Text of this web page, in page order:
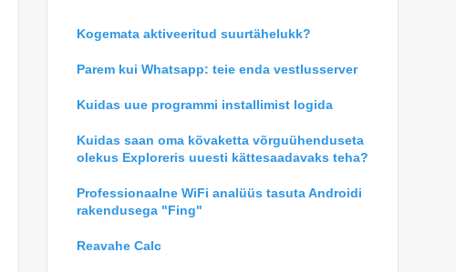
Kogemata aktiveeritud suurtähelukk?
Parem kui Whatsapp: teie enda vestlusserver
Kuidas uue programmi installimist logida
Kuidas saan oma kõvaketta võrguühenduseta
olekus Exploreris uuesti kättesaadavaks teha?
Professionaalne WiFi analüüs tasuta Androidi
rakendusega "Fing"
Reavahe Calc